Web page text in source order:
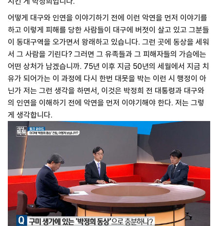
어떻게 대구와 인연을 이야기하기 전에 이런 악연을 먼저 이야기를
하고 이렇게 피해를 당한 사람들이 대구에 버젓이 살고 있고 그분들
이 동대구역을 오가면서 왕래하고 있습니다. 그런 곳에 동상을 세워
서 그 사람을 기린다? 그러면 그 유족들과 그 피해자들의 가슴에는
어떤 상처가 남겠습니까. 75년 이후 지금 50년의 세월에서 지금 치
유가 되어가는 이 과정에 다시 한번 대못을 박는 이런 시 행정이 아
닌가 저는 그런 생각을 하면서, 이것은 박정희 전 대통령과 대구와
의 인연을 이해하기 전에 악연을 먼저 이야기해야 한다. 저는 그렇
게 생각합니다.